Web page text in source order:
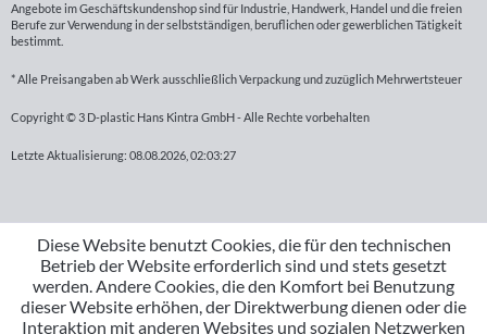
Angebote im Geschäftskundenshop sind für Industrie, Handwerk, Handel und die freien
Berufe zur Verwendung in der selbstständigen, beruflichen oder gewerblichen Tätigkeit
bestimmt.
* Alle Preisangaben ab Werk ausschließlich Verpackung und zuzüglich Mehrwertsteuer
Copyright © 3 D-plastic Hans Kintra GmbH - Alle Rechte vorbehalten
Letzte Aktualisierung: 08.08.2026, 02:03:27
Diese Website benutzt Cookies, die für den technischen
Betrieb der Website erforderlich sind und stets gesetzt
werden. Andere Cookies, die den Komfort bei Benutzung
dieser Website erhöhen, der Direktwerbung dienen oder die
Interaktion mit anderen Websites und sozialen Netzwerken